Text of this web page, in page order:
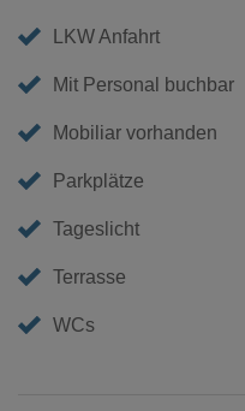
LKW Anfahrt
Mit Personal buchbar
Mobiliar vorhanden
Parkplätze
Tageslicht
Terrasse
WCs